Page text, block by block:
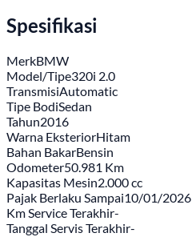
Spesifikasi
MerkBMW
Model/Tipe320i 2.0
TransmisiAutomatic
Tipe BodiSedan
Tahun2016
Warna EksteriorHitam
Bahan BakarBensin
Odometer50.981 Km
Kapasitas Mesin2.000 cc
Pajak Berlaku Sampai10/01/2026
Km Service Terakhir-
Tanggal Servis Terakhir-